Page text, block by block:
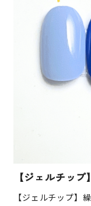
【ジェルチッ
【ジェルチップ】